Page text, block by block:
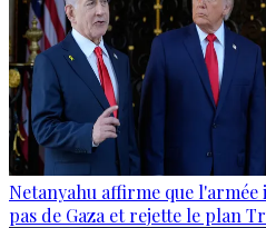
Netanyahu affirme que
pas de Gaza et rejette le plan